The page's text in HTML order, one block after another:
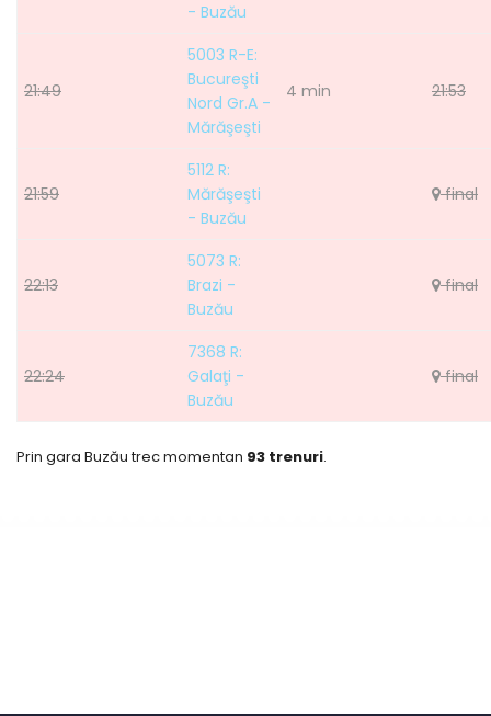
- Buzău
21:49
5003 R-E:
Bucureşti
Nord Gr.A -
Mărăşeşti
4 min 21:53
21:59
5112 R:
Mărăşeşti
- Buzău
final
22:13
5073 R:
Brazi -
Buzău
final
22:24
7368 R:
Galaţi -
Buzău
final
Prin gara Buzău trec momentan 93 trenuri.